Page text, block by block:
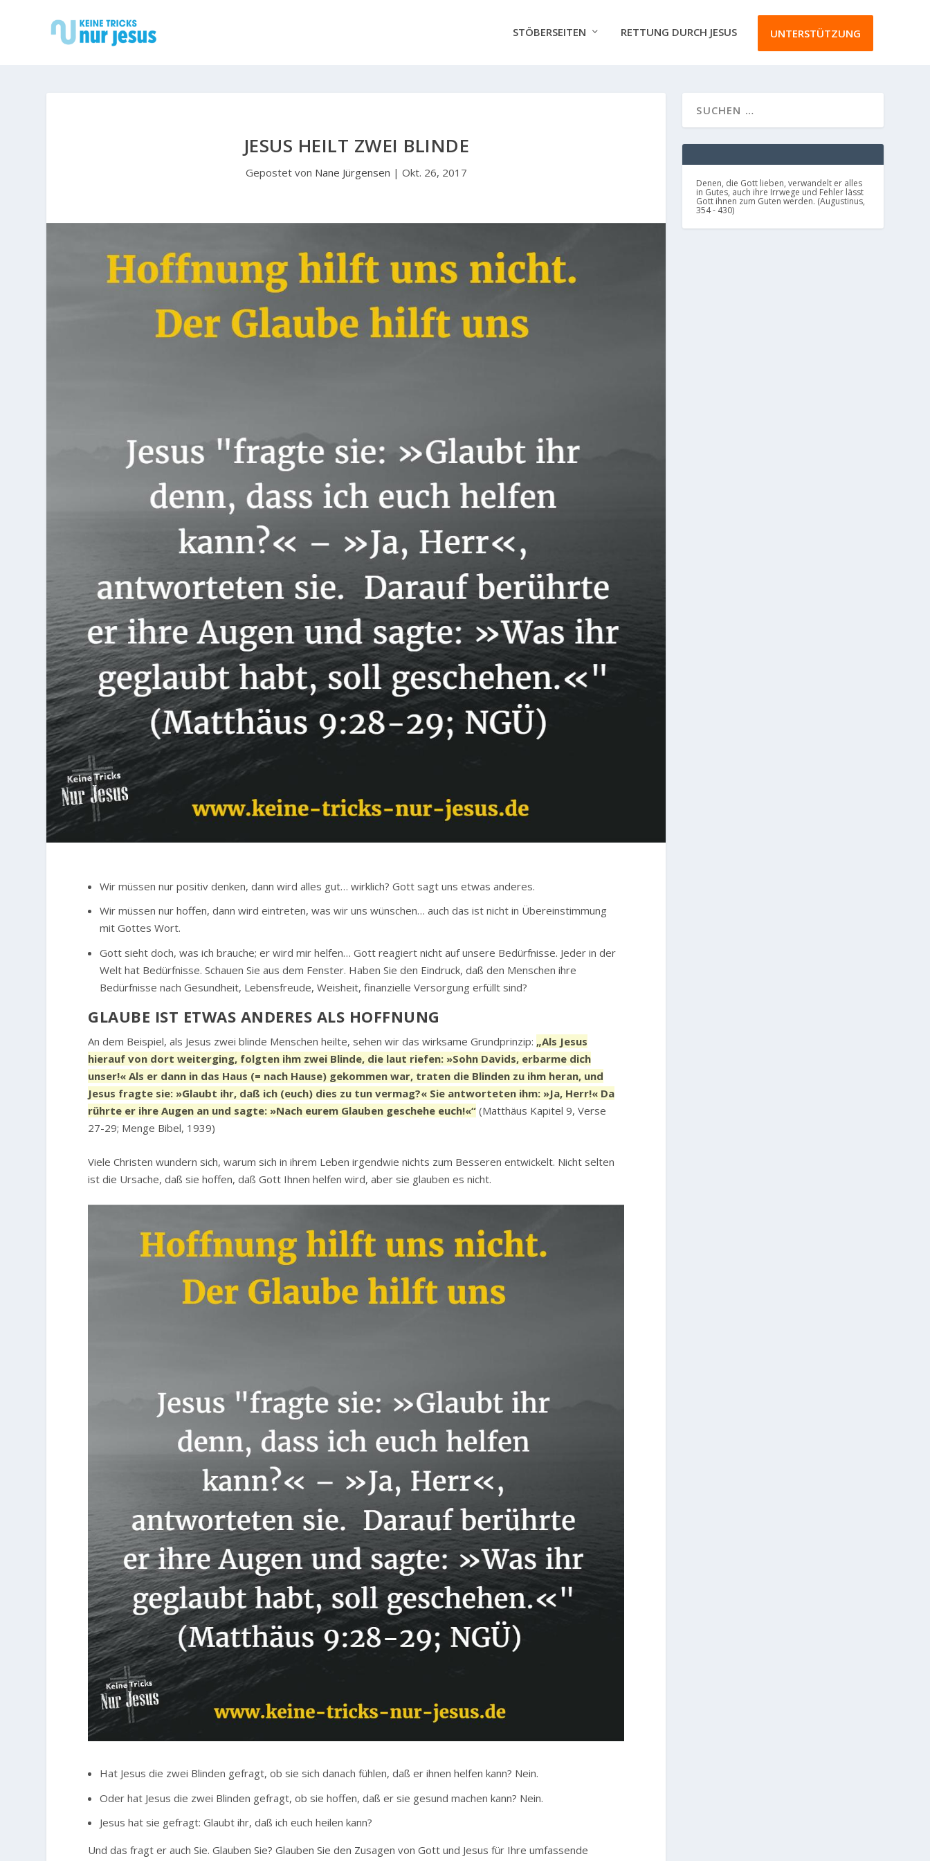
STÖBERSEITEN RETTUNG DURCH JESUS UNTERSTÜTZUNG
JESUS HEILT ZWEI BLINDE
Gepostet von Nane Jürgensen | Okt. 26, 2017
Wir müssen nur positiv denken, dann wird alles gut… wirklich? Gott sagt uns etwas anderes.
Wir müssen nur hoffen, dann wird eintreten, was wir uns wünschen… auch das ist nicht in Übereinstimmung
mit Gottes Wort.
Gott sieht doch, was ich brauche; er wird mir helfen… Gott reagiert nicht auf unsere Bedürfnisse. Jeder in der
Welt hat Bedürfnisse. Schauen Sie aus dem Fenster. Haben Sie den Eindruck, daß den Menschen ihre
Bedürfnisse nach Gesundheit, Lebensfreude, Weisheit, finanzielle Versorgung erfüllt sind?
GLAUBE IST ETWAS ANDERES ALS HOFFNUNG
An dem Beispiel, als Jesus zwei blinde Menschen heilte, sehen wir das wirksame Grundprinzip: „Als Jesus
hierauf von dort weiterging, folgten ihm zwei Blinde, die laut riefen: »Sohn Davids, erbarme dich
unser!« Als er dann in das Haus (= nach Hause) gekommen war, traten die Blinden zu ihm heran, und
Jesus fragte sie: »Glaubt ihr, daß ich (euch) dies zu tun vermag?« Sie antworteten ihm: »Ja, Herr!« Da
rührte er ihre Augen an und sagte: »Nach eurem Glauben geschehe euch!«“ (Matthäus Kapitel 9, Verse
27-29; Menge Bibel, 1939)
Viele Christen wundern sich, warum sich in ihrem Leben irgendwie nichts zum Besseren entwickelt. Nicht selten
ist die Ursache, daß sie hoffen, daß Gott Ihnen helfen wird, aber sie glauben es nicht.
Hat Jesus die zwei Blinden gefragt, ob sie sich danach fühlen, daß er ihnen helfen kann? Nein.
Oder hat Jesus die zwei Blinden gefragt, ob sie hoffen, daß er sie gesund machen kann? Nein.
Jesus hat sie gefragt: Glaubt ihr, daß ich euch heilen kann?
Und das fragt er auch Sie. Glauben Sie? Glauben Sie den Zusagen von Gott und Jesus für Ihre umfassende
Denen, die Gott lieben, verwandelt er alles
in Gutes, auch ihre Irrwege und Fehler lässt
Gott ihnen zum Guten werden. (Augustinus,
354 - 430)